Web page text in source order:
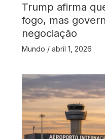
Trump afirma
fogo, mas
negociação
Mundo / abril 1, 2026